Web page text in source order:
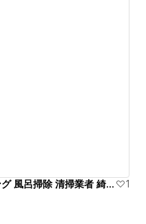
福岡市中央区 浴室クリーニング 風呂掃除 清掃業者 綺麗！
1